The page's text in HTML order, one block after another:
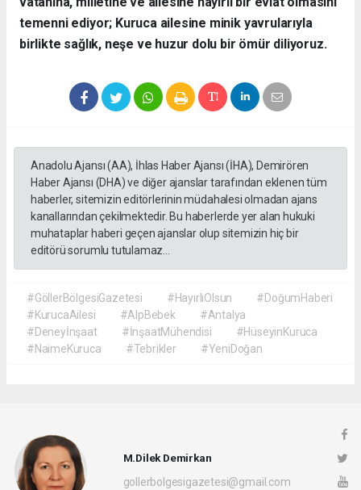
temenni ediyor; Kuruca ailesine minik yavrularıyla
birlikte sağlık, neşe ve huzur dolu bir ömür diliyoruz.
Anadolu Ajansı (AA), İhlas Haber Ajansı (İHA), Demirören
Haber Ajansı (DHA) ve diğer ajanslar tarafından eklenen tüm
haberler, sitemizin editörlerinin müdahalesi olmadan ajans
kanallarından çekilmektedir. Bu haberlerde yer alan hukuki
muhataplar haberi geçen ajanslar olup sitemizin hiç bir
editörü sorumlu tutulamaz...
#GöllerBölgesiGazetesi #HayırlıOlsun
#DoğumHaberi
#KurucaAilesi
#AlpBebek
#Antalya
#Deneyİnşaat
#İnşaatMühendisi
#HüseyinKuruca
#NaimeKuruca
#Tebrikler #YeniDoğan
M.Dilek Demirkan
gollerbolgesigazetesi@gmail.com